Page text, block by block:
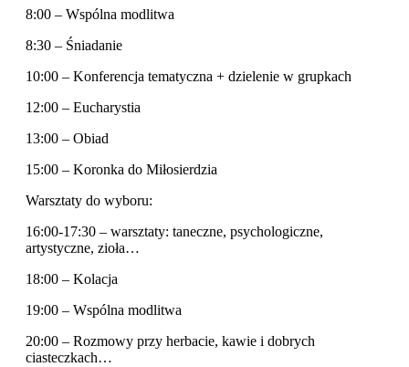
8:00 – Wspólna modlitwa
8:30 – Śniadanie
10:00 – Konferencja tematyczna + dzielenie w grupkach
12:00 – Eucharystia
13:00 – Obiad
15:00 – Koronka do Miłosierdzia
Warsztaty do wyboru:
16:00-17:30 – warsztaty: taneczne, psychologiczne,
artystyczne, zioła…
18:00 – Kolacja
19:00 – Wspólna modlitwa
20:00 – Rozmowy przy herbacie, kawie i dobrych
ciasteczkach…